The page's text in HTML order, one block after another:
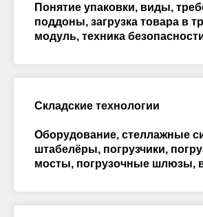
Понятие упаковки, виды,
поддоны, загрузка товара в
модуль, техника
Складские технологии
Оборудование, стеллажные
штабелёры, погрузчики,
мосты, погрузочные шлюзы,